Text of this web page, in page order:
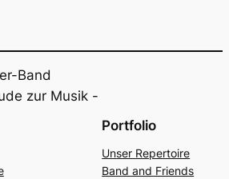
Band
zur Musik -
Portfolio
Unser Reper­toire
Band and Fri­ends